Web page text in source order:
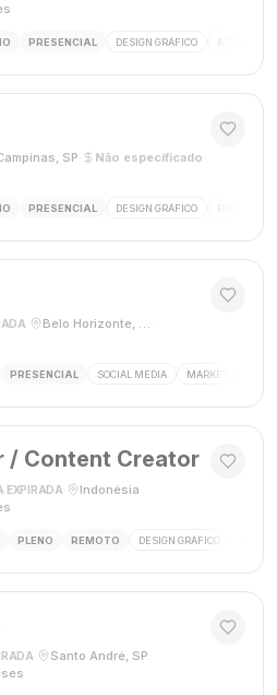
PRESENCIAL DESIGN GRÁFICO ADOBE
SP Não especificado
PRESENCIAL DESIGN GRÁFICO PHOTOSHOP
Belo Horizonte, Brasil
PRESENCIAL SOCIAL MEDIA MARKETING
/ Content Creator
EXPIRADA Indonésia
PLENO REMOTO DESIGN GRÁFICO
Santo André, SP